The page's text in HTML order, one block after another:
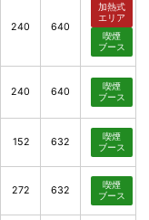
240 640
加熱式
エリア
喫煙
ブース
240 640
喫煙
ブース
152 632
喫煙
ブース
272 632
喫煙
ブース